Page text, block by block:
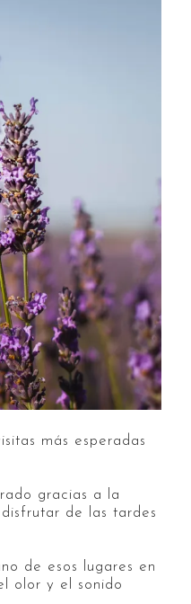
más esperadas
gracias a la
de las tardes
de esos lugares en
olor y el sonido